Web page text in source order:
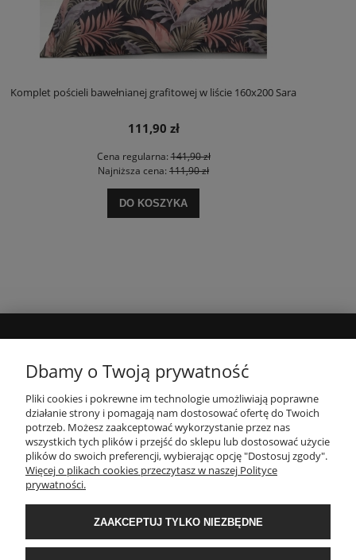
Komplet pościeli bawełnianej grafitowej w liście 160x200 Sara
111,90 zł
Cena regularna:141,90 zł
Najniższa cena: 111,90 zł
DO KOSZYKA
INFORMACJE
PŁATNOŚCI I DOSTAWA
O NAS
POPULARNE KATEGORIE
Dbamy o Twoją prywatność
Pliki cookies i pokrewne im technologie umożliwiają poprawne
działanie strony i pomagają nam dostosować ofertę do Twoich
potrzeb. Możesz zaakceptować wykorzystanie przez nas
wszystkich tych plików i przejść do sklepu lub dostosować użycie
plików do swoich preferencji, wybierając opcję "Dostosuj zgody".
Więcej o plikach cookies przeczytasz w naszej Polityce
prywatności.
ZAAKCEPTUJ TYLKO NIEZBĘDNE